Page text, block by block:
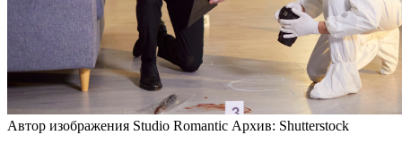
Автор изображения Studio Romantic Архив: Shutterstock